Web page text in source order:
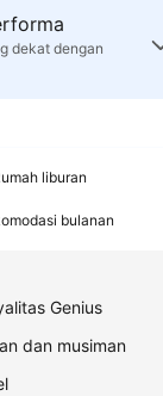
dekat dengan
liburan
bulanan
Genius
dan musiman